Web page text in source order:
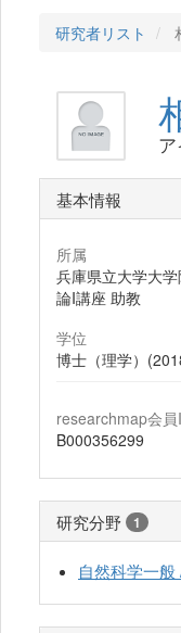
研究者リスト
基本情報
所属
兵庫県立大学大
論I講座 助教
学位
博士（理学）
researchmap会
B000356299
研究分野 1
自然科学一